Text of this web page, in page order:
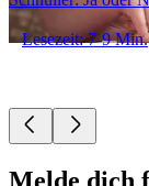
Lesezeit: 7-9 Min.
Melde dich